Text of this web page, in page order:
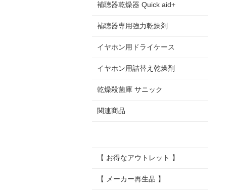
補聴器乾燥器 Quick aid+
補聴器専用強力乾燥剤
イヤホン用ドライケース
イヤホン用詰替え乾燥剤
乾燥殺菌庫 サニック
関連商品
【 お得なアウトレット 】
【 メーカー再生品 】